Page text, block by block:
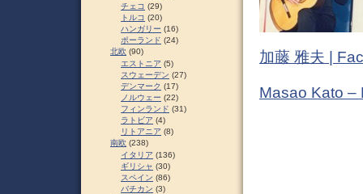
加藤 雅夫 |
Masao Kato –
チェコ (29)
トルコ (20)
ハンガリー (16)
ポーランド (24)
北欧 (90)
エストニア (5)
スウェーデン (27)
デンマーク (17)
ノルウェー (22)
フィンランド (31)
ラトビア (4)
リトアニア (8)
南欧 (238)
イタリア (136)
ギリシャ (30)
スペイン (86)
バチカン (3)